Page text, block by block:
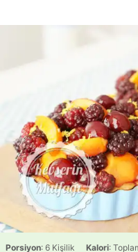
Porsiyon: 6 Kişilik Kalori: